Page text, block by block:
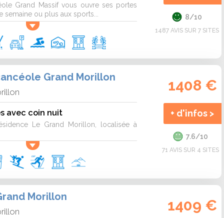
Grand Massif vous ouvre ses portes
ou plus aux sports...
8/10
1487 AVIS SUR 7 SITES
Grand Morillon
avec coin nuit
Le Grand Morillon, localisée à
1408 €
+ d'infos >
7.6/10
71 AVIS SUR 4 SITES
Morillon 1409 €